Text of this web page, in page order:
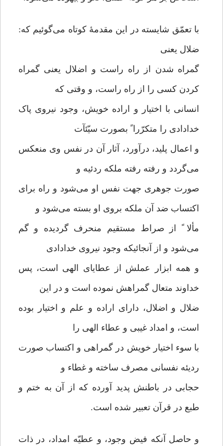
با تعمّق شایسته در این مقدمۀ کوتاه می‌گوئیم که:
ضلال یعنی
گمراه شدن از راه راست و اضلال یعنی گمراه
کردن کسی را از راه راست، و وقتی که
انسانی با اختیار و اراده خویش، وجود نیروی پاک
خدادادی را متکرّرا ً بصورت سیّئآت
و اعمال پلید، درآورد، آثار آن در نفس وی منعکس
می‌گردد و رفته رفته ملکه ردئیه و
صورت جوهری جهت نفس او می‌شود و راه برای
اکتساب ضد آن ملکه بروی او بسته می‌شود و
مألا ً از صراط مستقیم منحرف گردیده و گم
می‌شود و از آنجائیکه وجود نیروی خدادادی
و همه ابزار عملش از عطایای الهی است، پس
خداوند متعال گمراهش نموده است و در این
ضلال و اضلال، دارای اراده و علم و اختیار بوده
است، و امداد غیبی و عطاء الهی را
با سوء اختیار خویش در گمراهی و اکتساب صورت
ردیئه نفسانی مصرف ساخته و غطاء و
حجابی در باطنش پدید آورده که از آن به ختم و
طبع در قرآن تعبیر شده است.
و حاصل آنکه فیض وجود، و عطیّه امداد، در ذات